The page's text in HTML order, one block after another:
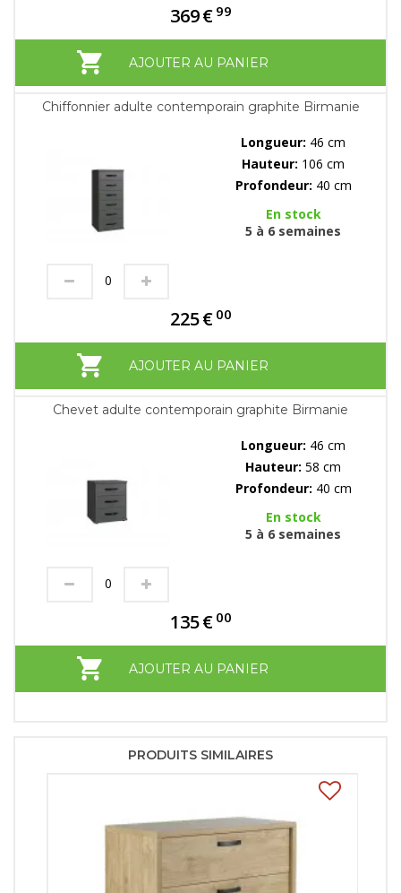
369€ 99
AJOUTER AU PANIER
Chiffonnier adulte contemporain graphite Birmanie
Longueur: 46 cm
Hauteur: 106 cm
Profondeur: 40 cm
En stock
5 à 6 semaines
225€ 00
AJOUTER AU PANIER
Chevet adulte contemporain graphite Birmanie
Longueur: 46 cm
Hauteur: 58 cm
Profondeur: 40 cm
En stock
5 à 6 semaines
135€ 00
AJOUTER AU PANIER
PRODUITS SIMILAIRES